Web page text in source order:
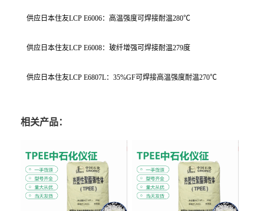
供应日本住友LCP E6006：高温强度可焊接耐温280℃
供应日本住友LCP E6008：玻纤增强可焊接耐温279度
供应日本住友LCP E6807L：35%GF可焊接高温强度耐温270℃
相关产品：